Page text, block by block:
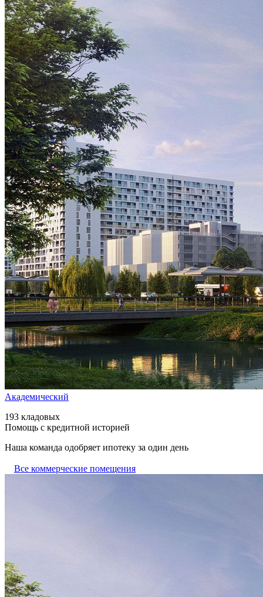
Академический
193 кладовых
Помощь с кредитной историей
Наша команда одобряет ипотеку за один день
Все коммерческие помещения